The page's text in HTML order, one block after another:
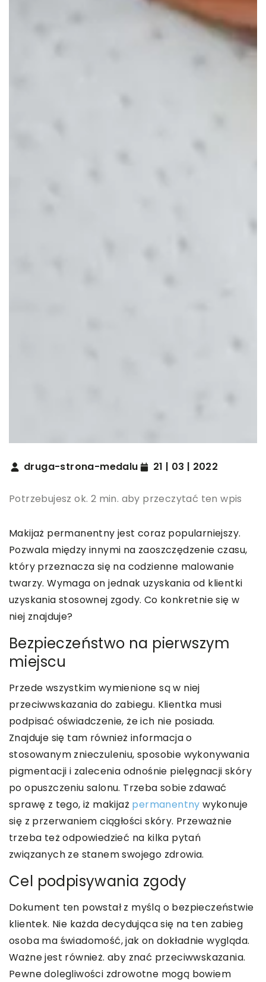
druga-strona-medalu 21 | 03 | 2022
Potrzebujesz ok. 2 min. aby przeczytać ten wpis
Makijaż permanentny jest coraz popularniejszy.
Pozwala między innymi na zaoszczędzenie czasu,
który przeznacza się na codzienne malowanie
twarzy. Wymaga on jednak uzyskania od klientki
uzyskania stosownej zgody. Co konkretnie się w
niej znajduje?
Bezpieczeństwo na pierwszym
miejscu
Przede wszystkim wymienione są w niej
przeciwwskazania do zabiegu. Klientka musi
podpisać oświadczenie, że ich nie posiada.
Znajduje się tam również informacja o
stosowanym znieczuleniu, sposobie wykonywania
pigmentacji i zalecenia odnośnie pielęgnacji skóry
po opuszczeniu salonu. Trzeba sobie zdawać
sprawę z tego, iż makijaż permanentny wykonuje
się z przerwaniem ciągłości skóry. Przeważnie
trzeba też odpowiedzieć na kilka pytań
związanych ze stanem swojego zdrowia.
Cel podpisywania zgody
Dokument ten powstał z myślą o bezpieczeństwie
klientek. Nie każda decydująca się na ten zabieg
osoba ma świadomość, jak on dokładnie wygląda.
Ważne jest również. aby znać przeciwwskazania.
Pewne dolegliwości zdrowotne mogą bowiem